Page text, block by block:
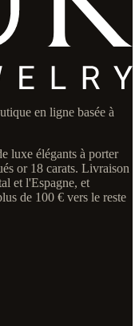
en ligne basée à
luxe élégants à porter
or 18 carats. Livraison
et l'Espagne, et
de 100 € vers le reste